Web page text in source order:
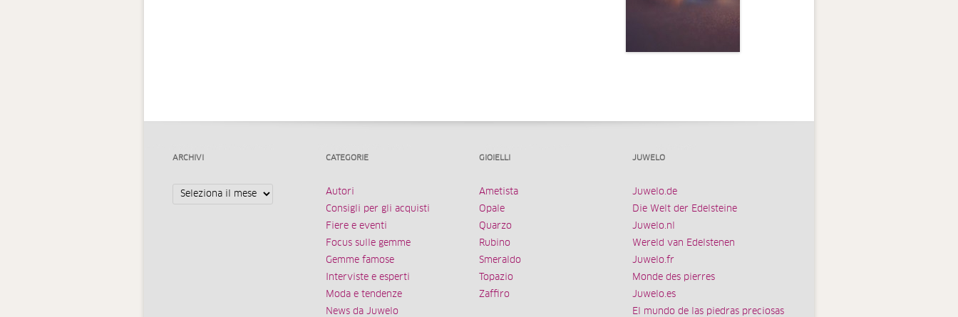
ARCHIVI
Archivi
CATEGORIE
Autori
Consigli per gli acquisti
Fiere e eventi
Focus sulle gemme
Gemme famose
Interviste e esperti
Moda e tendenze
News da Juwelo
GIOIELLI
Ametista
Opale
Quarzo
Rubino
Smeraldo
Topazio
Zaffiro
JUWELO
Juwelo.de
Die Welt der Edelsteine
Juwelo.nl
Wereld van Edelstenen
Juwelo.fr
Monde des pierres
Juwelo.es
El mundo de las piedras preciosas